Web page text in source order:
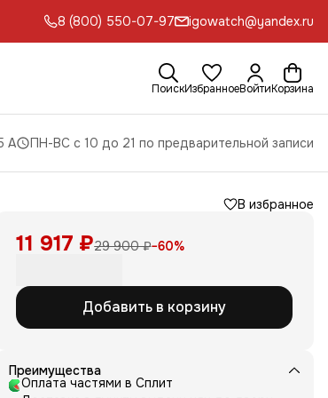
8 (800) 550-07-97 igowatch@yandex.ru
ПоискИзбранноеВойтиКорзина
А ПН-ВС с 10 до 21 по предварительной записи
В избранное
11 917 ₽29 900 ₽−60%
Добавить в корзину
Преимущества
Оплата частями в Сплит